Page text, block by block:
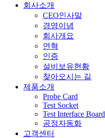
회사소개
CEO인사말
경영이념
회사개요
연혁
인증
설비보유현황
찾아오시는 길
제품소개
Probe Card
Test Socket
Test Interface Board
공정자동화
고객센터